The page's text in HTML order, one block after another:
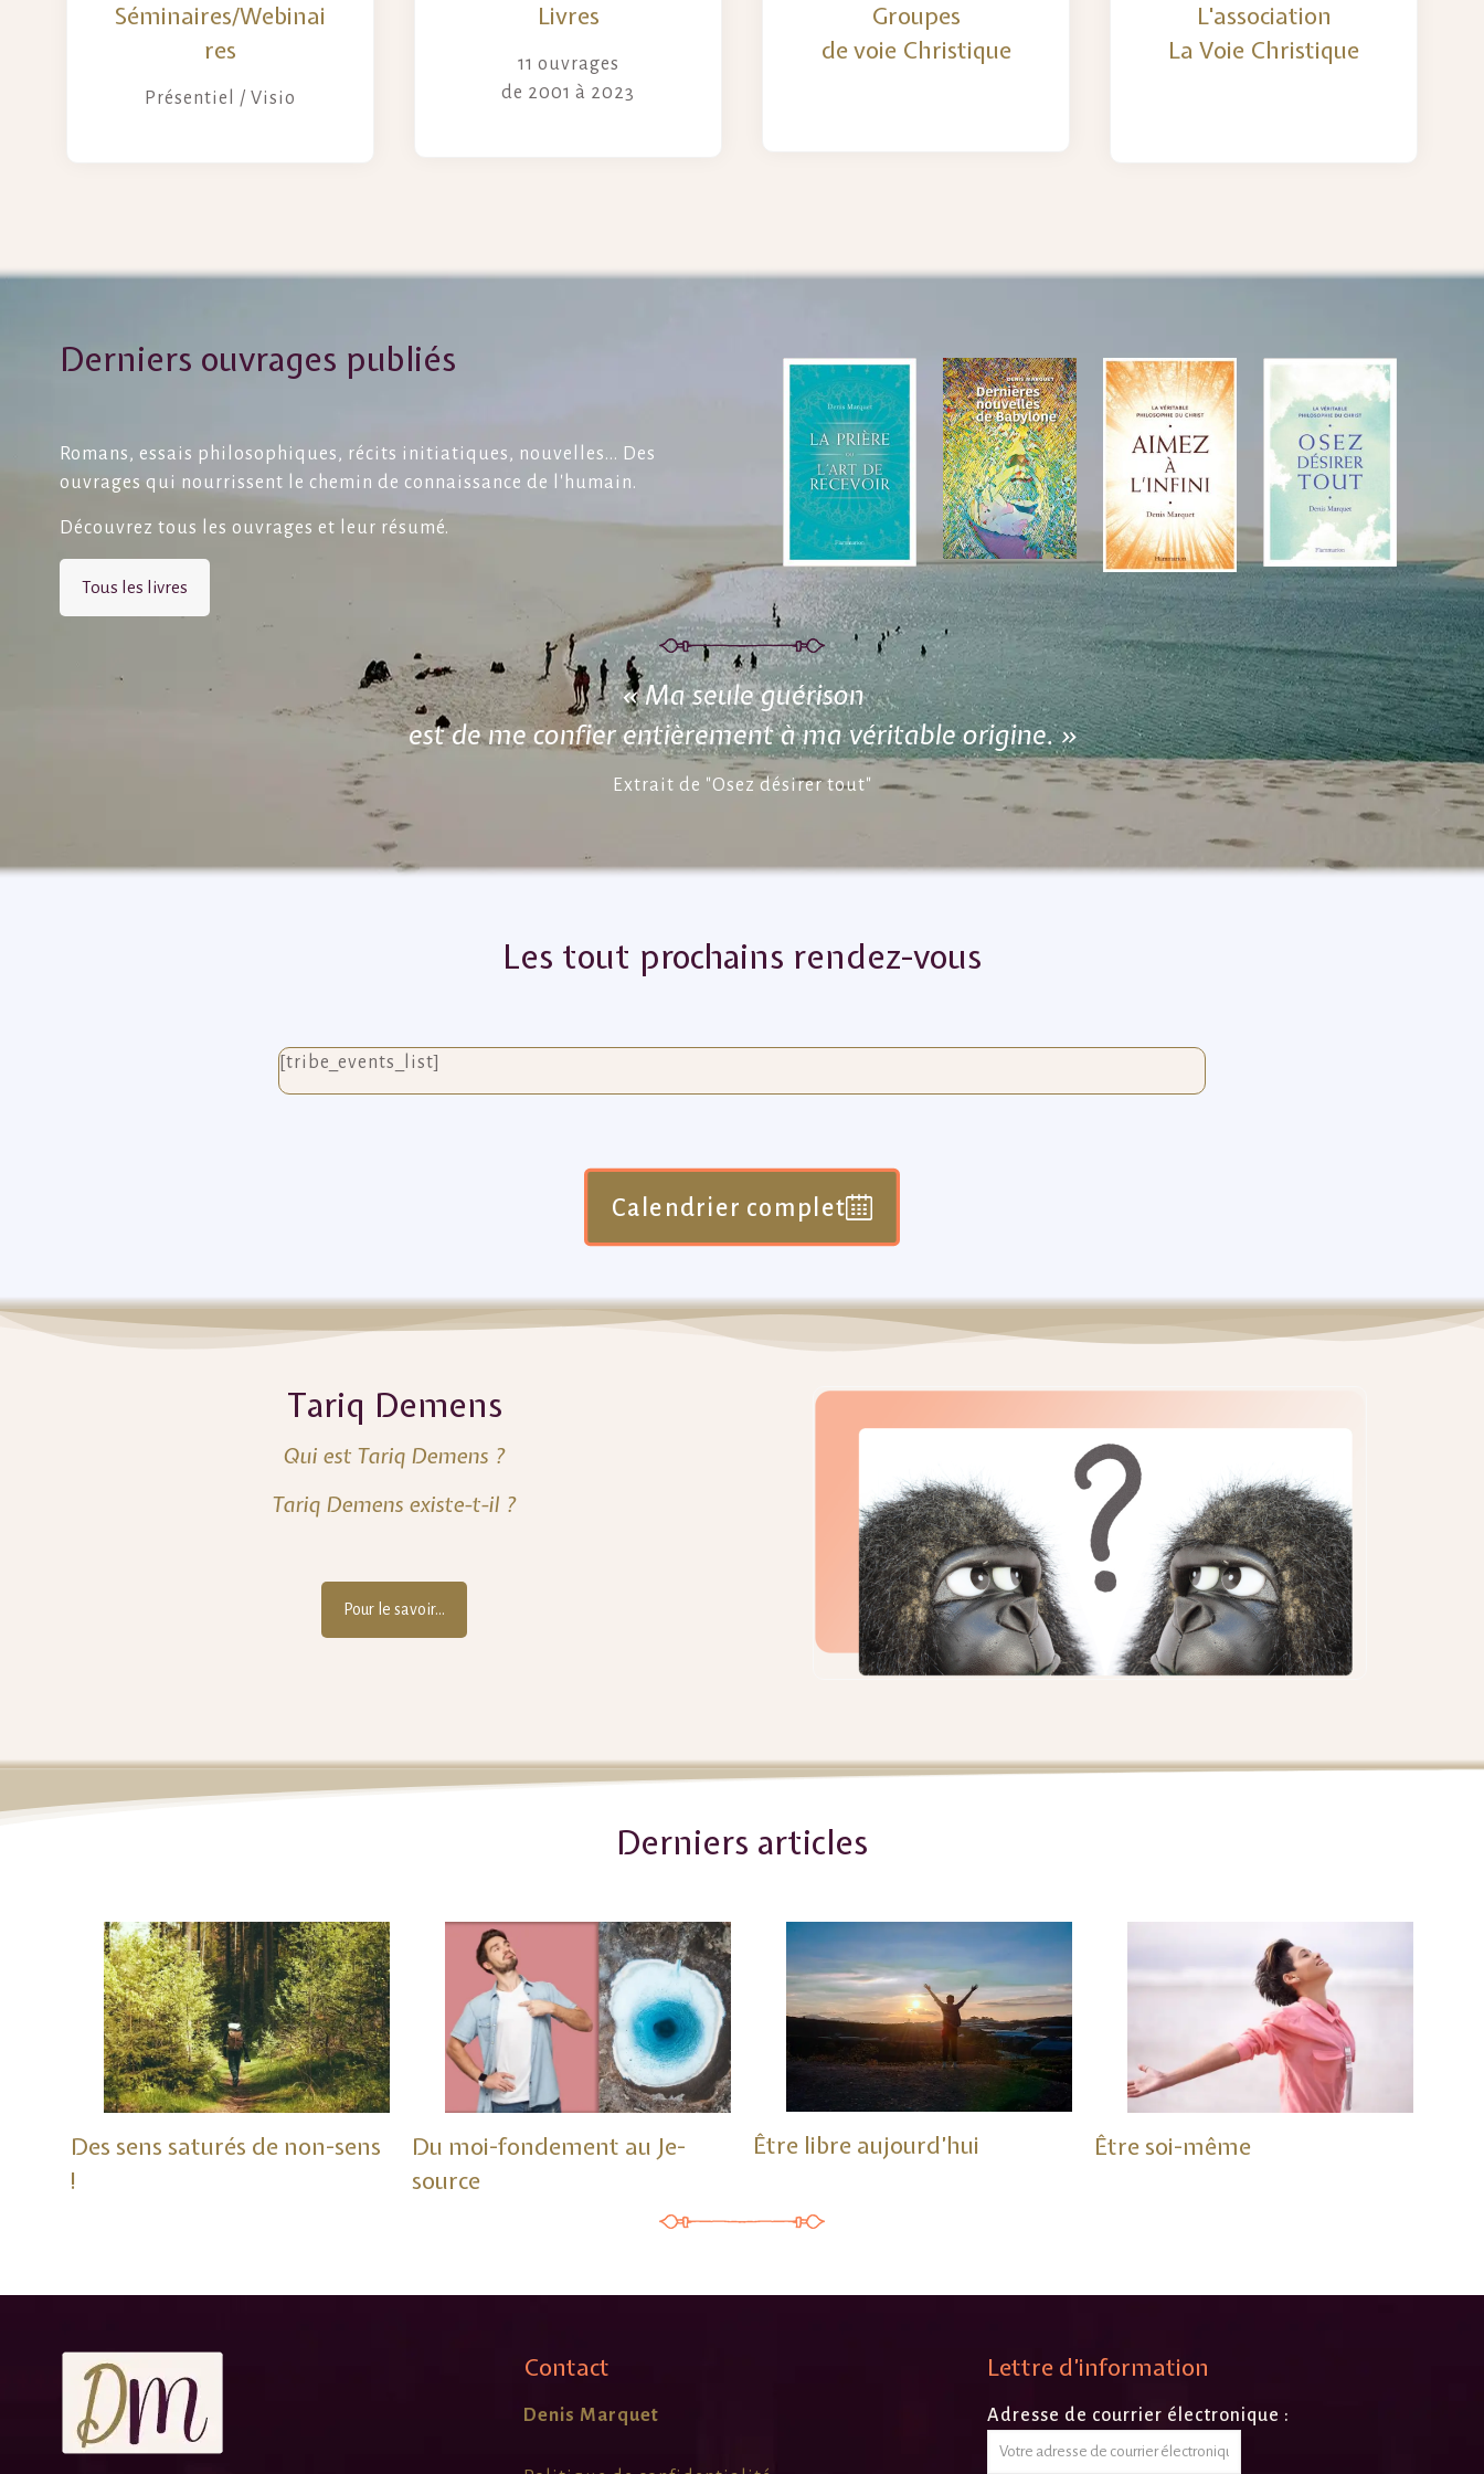
Séminaires/Webinai
res
Présentiel / Visio
Livres
11 ouvrages
de 2001 à 2023
Groupes
de voie Christique
L'association
La Voie Christique
Derniers ouvrages publiés
Romans, essais philosophiques, récits initiatiques, nouvelles... Des
ouvrages qui nourrissent le chemin de connaissance de l'humain.
Découvrez tous les ouvrages et leur résumé.
Tous les livres
«Ma seule guérison
est de me confier entièrementà ma véritable origine. »
Extrait de "Osez désirer tout"
Les tout prochains rendez-vous
[tribe_events_list]
Calendrier complet
Tariq Demens
Qui est Tariq Demens ?
Tariq Demens existe-t-il ?
Pour le savoir...
Derniers articles
Des sens saturés de non-sens
!
Du moi-fondement au Je-
source
Être libre aujourd’hui Être soi-même
Contact
Denis Marquet
Lettre d’information
Adresse de courrier électronique :